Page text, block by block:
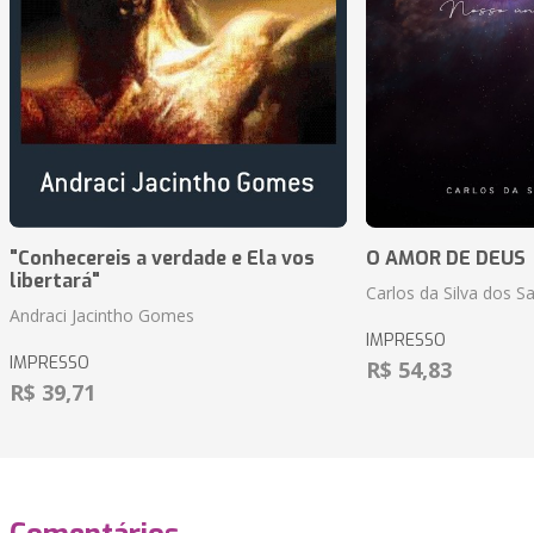
"Conhecereis a verdade e Ela vos
libertará"
Andraci Jacintho Gomes
IMPRESSO
R$ 39,71
O AMOR DE DEUS
Carlos da Silva dos
IMPRESSO
R$ 54,83